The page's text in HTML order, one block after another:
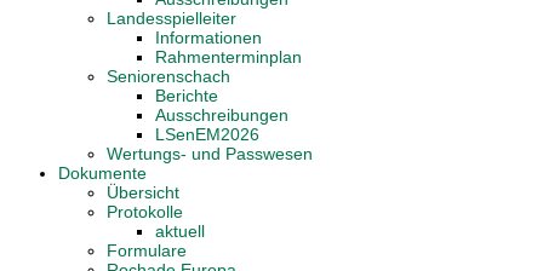
Landesspielleiter
Informationen
Rahmenterminplan
Seniorenschach
Berichte
Ausschreibungen
LSenEM2026
Wertungs- und Passwesen
Dokumente
Übersicht
Protokolle
aktuell
Formulare